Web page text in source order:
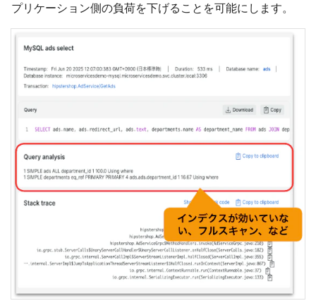
プリケーション側の負荷を下げることを可能にします。